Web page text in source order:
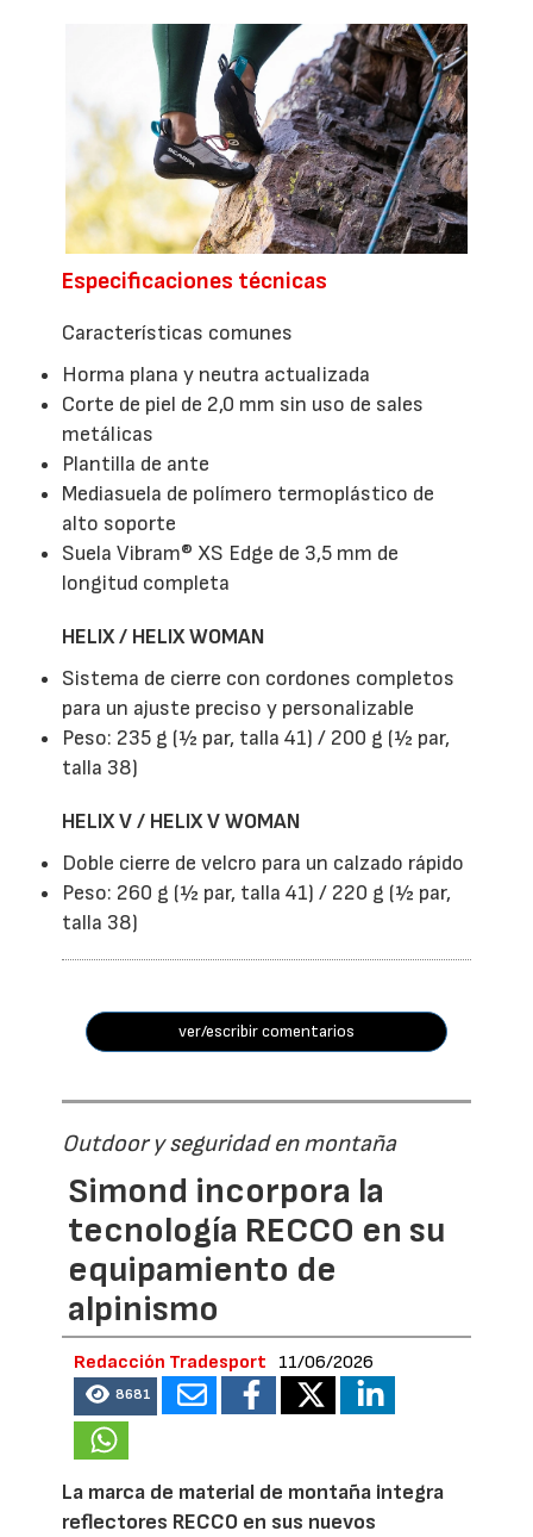
Especificaciones técnicas
Características comunes
Horma plana y neutra actualizada
Corte de piel de 2,0 mm sin uso de sales
metálicas
Plantilla de ante
Mediasuela de polímero termoplástico de
alto soporte
Suela Vibram® XS Edge de 3,5 mm de
longitud completa
HELIX / HELIX WOMAN
Sistema de cierre con cordones completos
para un ajuste preciso y personalizable
Peso: 235 g (½ par, talla 41) / 200 g (½ par,
talla 38)
HELIX V / HELIX V WOMAN
Doble cierre de velcro para un calzado rápido
Peso: 260 g (½ par, talla 41) / 220 g (½ par,
talla 38)
ver/escribir comentarios
Outdoor y seguridad en montaña
Simond incorpora la
tecnología RECCO en su
equipamiento de
alpinismo
Redacción Tradesport 11/06/2026
8681
La marca de material de montaña integra
reflectores RECCO en sus nuevos